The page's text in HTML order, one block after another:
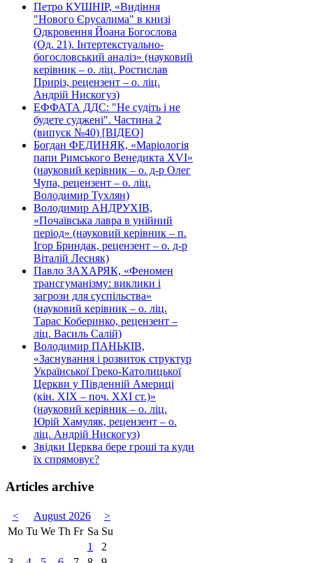
Петро КУШНІР, «Видіння
"Нового Єрусалима" в книзі
Одкровення Йоана Богослова
(Од. 21). Інтертекстуально-
богословський аналіз» (науковий
керівник – о. ліц. Ростислав
Приріз, рецензент – о. ліц.
Андрій Нискогуз)
ЕФФАТА ДДС: "Не судіть і не
будете суджені". Частина 2
(випуск №40) [ВІДЕО]
Богдан ФЕДИНЯК, «Маріологія
папи Римського Венедикта XVI»
(науковий керівник – о. д-р Олег
Чупа, рецензент – о. ліц.
Володимир Тухлян)
Володимир АНДРУХІВ,
«Почаївська лавра в унійний
період» (науковий керівник – п.
Ігор Бриндак, рецензент – о. д-р
Віталій Лесняк)
Павло ЗАХАРЯК, «Феномен
трансгуманізму: виклики і
загрози для суспільства»
(науковий керівник – о. ліц.
Тарас Коберинко, рецензент –
ліц. Василь Салій)
Володимир ПАНЬКІВ,
«Заснування і розвиток структур
Української Греко-Католицької
Церкви у Південній Америці
(кін. ХІХ – поч. ХХІ ст.)»
(науковий керівник – о. ліц.
Юрій Хамуляк, рецензент – о.
ліц. Андрій Нискогуз)
Звідки Церква бере гроші та куди
їх спрямовує?
Articles archive
< August 2026
>
Mo Tu We Th Fr Sa Su
1
2